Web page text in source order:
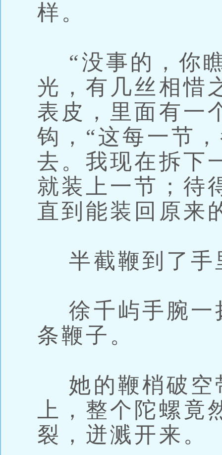
样。
“没事的，你
光，有几丝相惜
表皮，里面有一
钩，“这每一节
去。我现在拆下
就装上一节；待
直到能装回原来
半截鞭到了手
徐千屿手腕一
条鞭子。
她的鞭梢破空
上，整个陀螺竟
裂，迸溅开来。